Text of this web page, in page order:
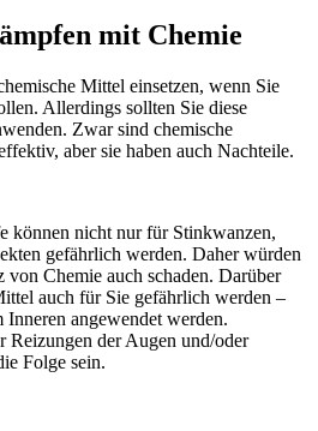
mit Chemie
Mittel einsetzen, wenn Sie
Allerdings sollten Sie diese
Zwar sind chemische
aber sie haben auch Nachteile.
können nicht nur für Stinkwanzen,
gefährlich werden. Daher würden
von Chemie auch schaden. Darüber
auch für Sie gefährlich werden –
angewendet werden.
Reizungen der Augen und/oder
Folge sein.